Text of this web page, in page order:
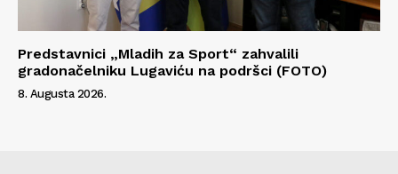
Predstavnici „Mladih za Sport“ zahvalili
gradonačelniku Lugaviću na podršci (FOTO)
8. Augusta 2026.